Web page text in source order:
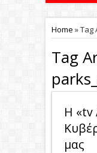
Home »Tag
Tag
H «tv
μας